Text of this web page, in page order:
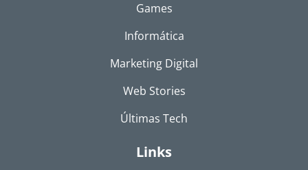
Games
Informática
Marketing Digital
Web Stories
Últimas Tech
Links